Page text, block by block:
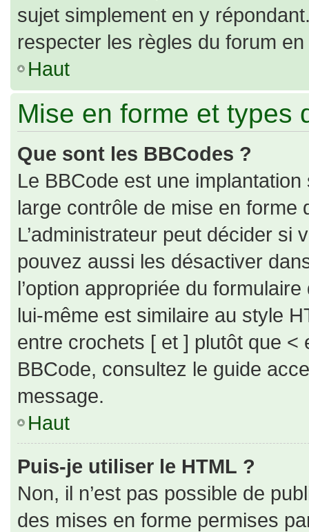
sujet simplement en y
respecter les règles du forum
Haut
Mise en forme et types
Que sont les BBCodes ?
Le BBCode est une
large contrôle de mise en forme
L’administrateur peut décider
pouvez aussi les désactiver
l’option appropriée du
lui-même est similaire au style
entre crochets [ et ] plutôt que <
BBCode, consultez le guide
message.
Haut
Puis-je utiliser le HTML ?
Non, il n’est pas possible de
des mises en forme permises